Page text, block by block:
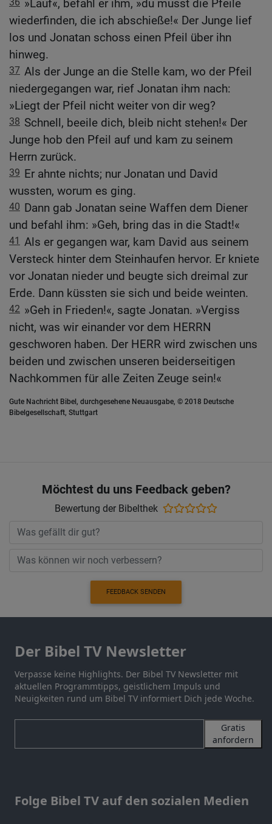
36 »Lauf«, befahl er ihm, »du musst die Pfeile
wiederfinden, die ich abschieße!« Der Junge lief
los und Jonatan schoss einen Pfeil über ihn
hinweg.
37 Als der Junge an die Stelle kam, wo der Pfeil
niedergegangen war, rief Jonatan ihm nach:
»Liegt der Pfeil nicht weiter von dir weg?
38 Schnell, beeile dich, bleib nicht stehen!« Der
Junge hob den Pfeil auf und kam zu seinem
Herrn zurück.
39 Er ahnte nichts; nur Jonatan und David
wussten, worum es ging.
40 Dann gab Jonatan seine Waffen dem Diener
und befahl ihm: »Geh, bring das in die Stadt!«
41 Als er gegangen war, kam David aus seinem
Versteck hinter dem Steinhaufen hervor. Er kniete
vor Jonatan nieder und beugte sich dreimal zur
Erde. Dann küssten sie sich und beide weinten.
42 »Geh in Frieden!«, sagte Jonatan. »Vergiss
nicht, was wir einander vor dem HERRN
geschworen haben. Der HERR wird zwischen uns
beiden und zwischen unseren beiderseitigen
Nachkommen für alle Zeiten Zeuge sein!«
Gute Nachricht Bibel, durchgesehene Neuausgabe, © 2018 Deutsche
Bibelgesellschaft, Stuttgart
Möchtest du uns Feedback geben?
Bewertung der Bibelthek
FEEDBACK SENDEN
Der Bibel TV Newsletter
Verpasse keine Highlights. Der Bibel TV Newsletter mit
aktuellen Programmtipps, geistlichem Impuls und
Neuigkeiten rund um Bibel TV informiert Dich jede Woche.
Gratis
anfordern
Folge Bibel TV auf den sozialen Medien